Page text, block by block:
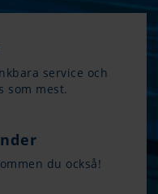
service och
som mest.
du också!